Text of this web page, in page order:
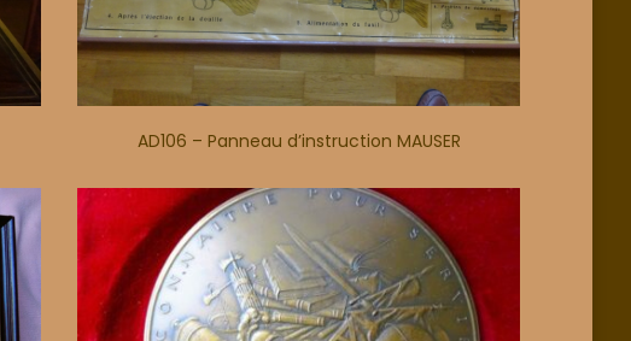
AD106 – Panneau d’instruction MAUSER